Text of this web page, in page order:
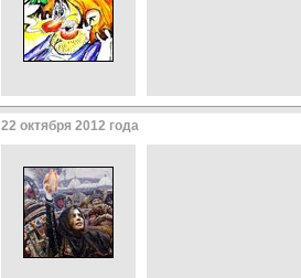
22 октября 2012 года